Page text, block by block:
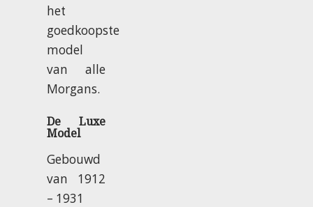
het
goedkoopste
model
van alle
Morgans.
De Luxe
Model
Gebouwd
van 1912
– 1931